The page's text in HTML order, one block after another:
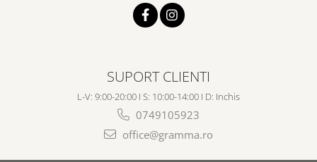
SUPORT CLIENTI
L-V: 9:00-20:00 I S: 10:00-14:00 I D: Inchis
0749105923
office@gramma.ro